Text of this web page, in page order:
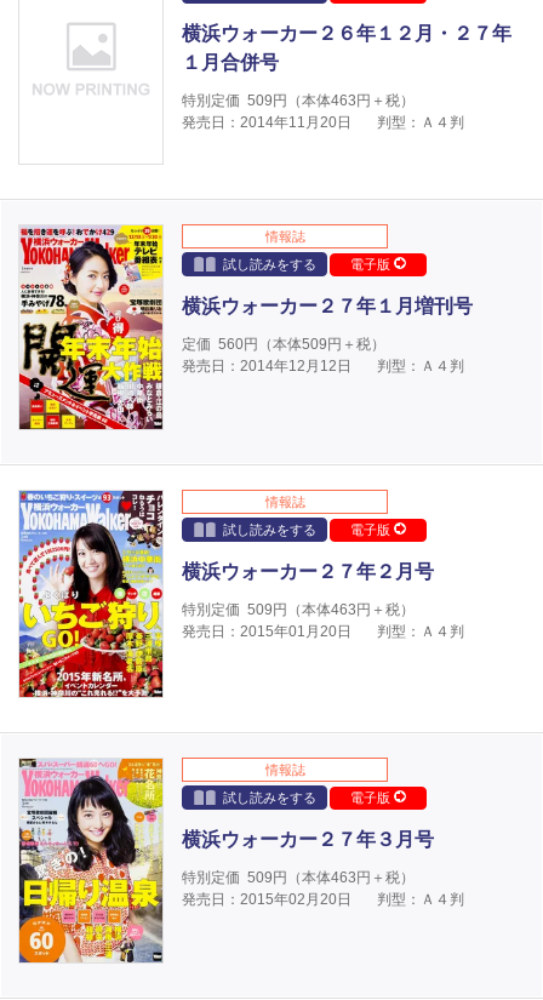
横浜ウォーカー２６年１２月・２７年
１月合併号
特別定価 509円（本体463円＋税）
発売日：2014年11月20日
判型：Ａ４判
情報誌
試し読みをする
電子版
横浜ウォーカー２７年１月増刊号
定価 560円（本体509円＋税）
発売日：2014年12月12日
判型：Ａ４判
情報誌
試し読みをする
電子版
横浜ウォーカー２７年２月号
特別定価 509円（本体463円＋税）
発売日：2015年01月20日
判型：Ａ４判
情報誌
試し読みをする
電子版
横浜ウォーカー２７年３月号
特別定価 509円（本体463円＋税）
発売日：2015年02月20日
判型：Ａ４判